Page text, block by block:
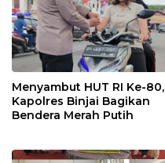
Menyambut HUT RI Ke-80,
Kapolres Binjai Bagikan
Bendera Merah Putih